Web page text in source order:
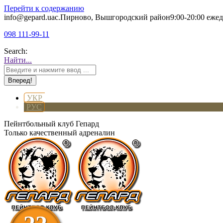
Перейти к содержанию
info@gepard.uaс.Пирново, Вышгородский район9:00-20:00
098 111-99-11
Search:
Найти...
УКР
РУС
Пейнтбольный клуб Гепард
Только качественный адреналин